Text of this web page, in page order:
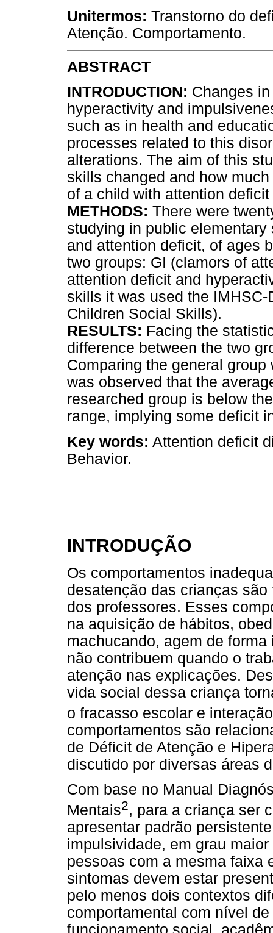
Unitermos: Transtorno do
Atenção. Comportamento.
ABSTRACT
INTRODUCTION: Changes
hyperactivity and
such as in health and
processes related to this
alterations. The aim of this
skills changed and how
of a child with attention
METHODS: There were
studying in public
and attention deficit, of ages
two groups: GI (clamors of
attention deficit and
skills it was used the
Children Social Skills).
RESULTS: Facing the
difference between the two
Comparing the general
was observed that the
researched group is below
range, implying some deficit
Key words: Attention deficit
Behavior.
INTRODUÇÃO
Os comportamentos
desatenção das crianças
dos professores. Esses
na aquisição de hábitos,
machucando, agem de
não contribuem quando o
atenção nas explicações.
vida social dessa criança
o fracasso escolar e
comportamentos são
de Déficit de Atenção e
discutido por diversas áreas
Com base no Manual
Mentais2, para a criança ser
apresentar padrão
impulsividade, em grau
pessoas com a mesma faixa
sintomas devem estar
pelo menos dois contextos
comportamental com nível